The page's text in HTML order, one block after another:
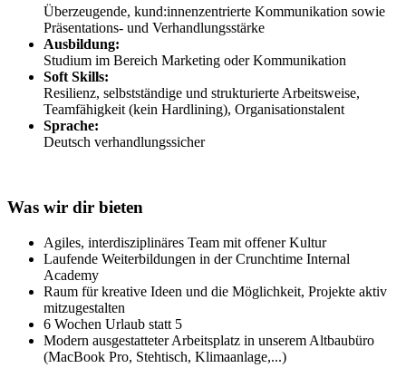
Überzeugende, kund:innenzentrierte Kommunikation sowie
Präsentations- und Verhandlungsstärke
Ausbildung:
Studium im Bereich Marketing oder Kommunikation
Soft Skills:
Resilienz, selbstständige und strukturierte Arbeitsweise,
Teamfähigkeit (kein Hardlining), Organisationstalent
Sprache:
Deutsch verhandlungssicher
Was wir dir bieten
Agiles, interdisziplinäres Team mit offener Kultur
Laufende Weiterbildungen in der Crunchtime Internal
Academy
Raum für kreative Ideen und die Möglichkeit, Projekte aktiv
mitzugestalten
6 Wochen Urlaub statt 5
Modern ausgestatteter Arbeitsplatz in unserem Altbaubüro
(MacBook Pro, Stehtisch, Klimaanlage,...)